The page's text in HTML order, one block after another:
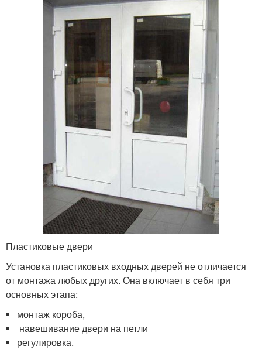
Пластиковые двери
Установка пластиковых входных дверей не отличается
от монтажа любых других. Она включает в себя три
основных этапа:
монтаж короба,
навешивание двери на петли
регулировка.